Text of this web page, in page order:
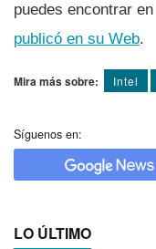
puedes encontrar
publicó en su Web.
Mira más sobre: Intel
Síguenos en:
LO ÚLTIMO